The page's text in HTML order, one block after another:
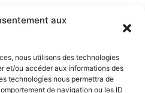
aux
nous utilisons des technologies
et/ou accéder aux informations des
technologies nous permettra de
de navigation ou les ID
éditeurs